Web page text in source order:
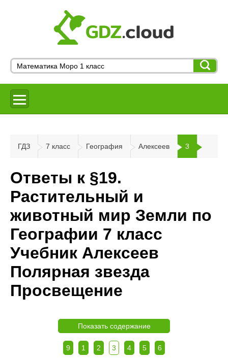
ГДЗ 7 класс География Алексеев 3
Ответы к §19.
Растительный и
животный мир Земли по
Географии 7 класс
Учебник Алексеев
Полярная звезда
Просвещение
Показать содержание
9 1 2 3 4 5 6